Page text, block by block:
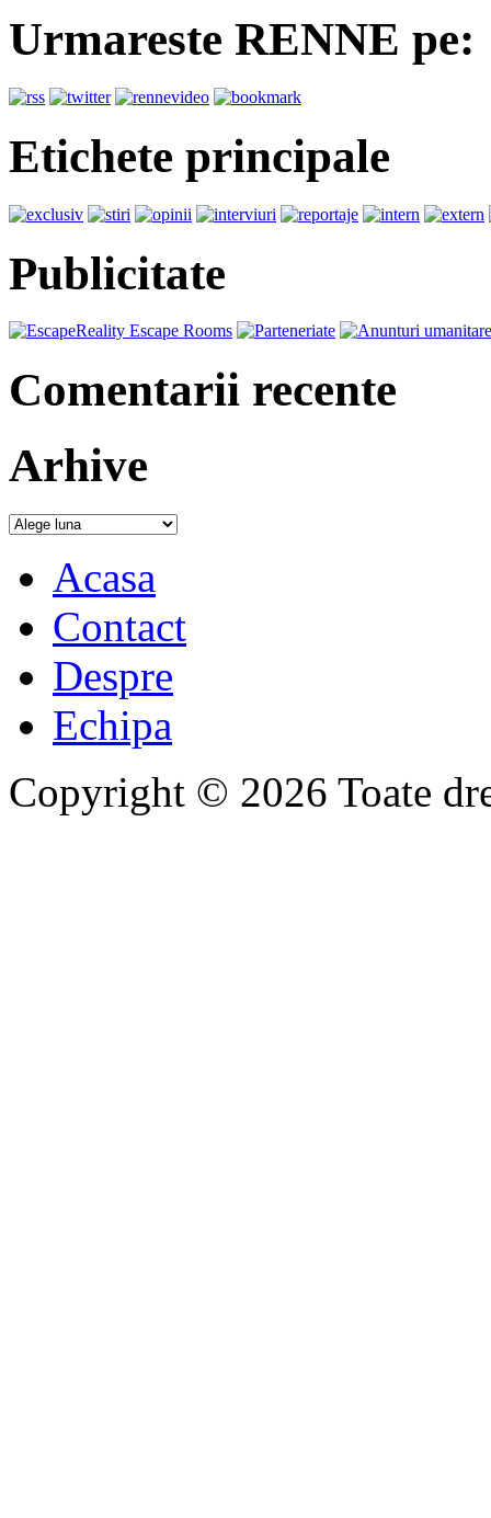
Urmareste RENNE pe:
Etichete principale
Publicitate
Comentarii recente
Arhive
Acasa
Contact
Despre
Echipa
Copyright © 2026 Toate